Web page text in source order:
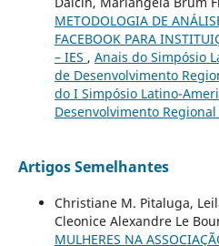
METODOLOGIA DE
FACEBOOK PARA
– IES , Anais do Simpósio
de Desenvolvimento
do I Simpósio Latino-
Desenvolvimento Regional
Artigos Semelhantes
Christiane M. Pitaluga,
Cleonice Alexandre Le
MULHERES NA